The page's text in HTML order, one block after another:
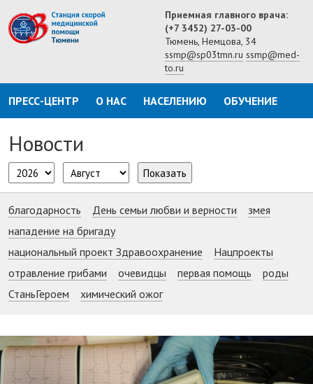
Приемная главного врача:
(+7 3452) 27-03-00
Тюмень, Немцова, 34
ssmp@sp03tmn.ru ssmp@med-
to.ru
ПРЕСС-ЦЕНТР О НАС НАСЕЛЕНИЮ ОБУЧЕНИЕ
Новости
Показать
благодарность День семьи любви и верности
змея
нападение на бригаду
национальный проект Здравоохранение
Нацпроекты
отравление грибами
очевидцы первая помощь
роды
СтаньГероем
химический ожог